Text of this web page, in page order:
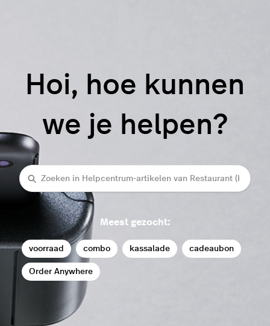
Hoi, hoe kunnen
we je helpen?
Zoeken
Meest gezocht:
voorraad combo kassalade cadeaubon
Order Anywhere